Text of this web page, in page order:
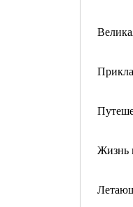
Жизнь